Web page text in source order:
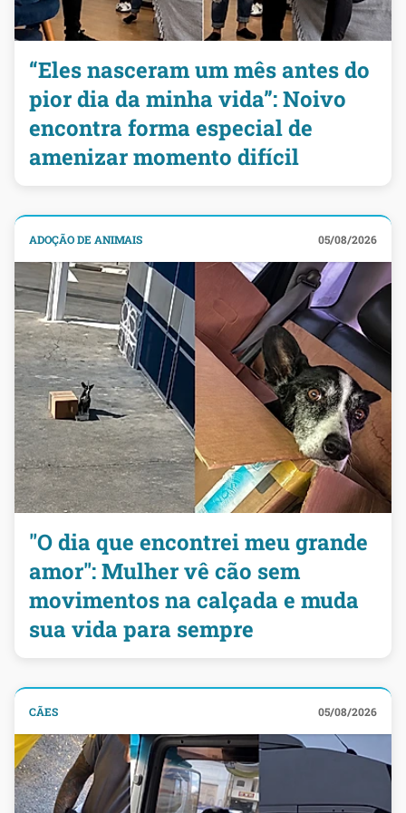
“Eles nasceram um mês antes do
pior dia da minha vida”: Noivo
encontra forma especial de
amenizar momento difícil
ADOÇÃO DE ANIMAIS 05/08/2026
"O dia que encontrei meu grande
amor": Mulher vê cão sem
movimentos na calçada e muda
sua vida para sempre
CÃES 05/08/2026